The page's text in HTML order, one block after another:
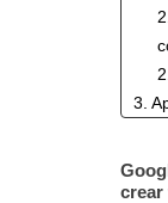
3.
crear